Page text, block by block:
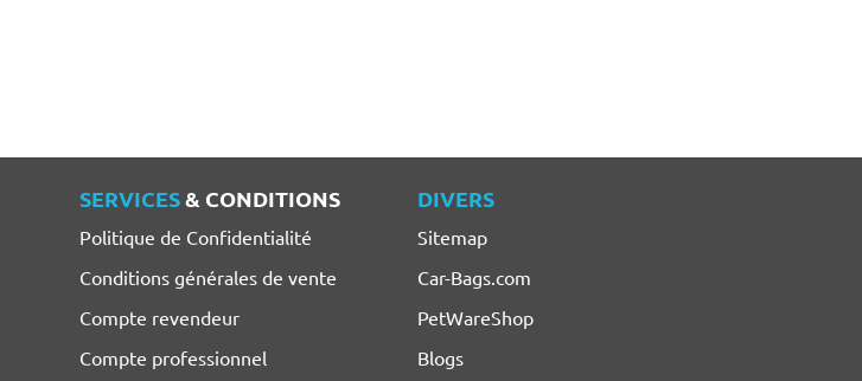
SERVICES& CONDITIONS
Politique de Confidentialité
Conditions générales de vente
Compte revendeur
Compte professionnel
DIVERS
Sitemap
Car-Bags.com
PetWareShop
Blogs